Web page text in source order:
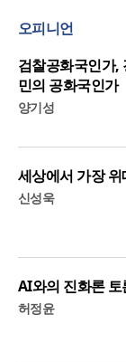
오피니언
검찰공화국인가,
민의 공화국인가
양기성
세상에서 가장
신성욱
AI와의 진화론 토
허정윤